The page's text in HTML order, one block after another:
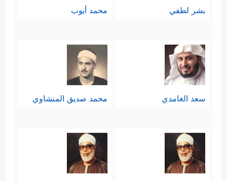
بشر لطفي محمد أيوب
سعد الغامدي محمد صديق المنشاوي